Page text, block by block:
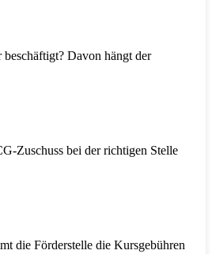
Davon hängt der
Zuschuss bei der richtigen Stelle
die Förderstelle die Kursgebühren